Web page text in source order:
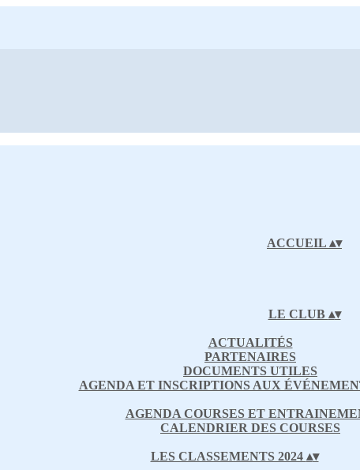
ACCUEIL ▴▾
LE CLUB ▴▾
ACTUALITÉS
PARTENAIRES
DOCUMENTS UTILES
AGENDA ET INSCRIPTIONS AUX
AGENDA COURSES ET
CALENDRIER DES COURSES
LES CLASSEMENTS 2024 ▴▾